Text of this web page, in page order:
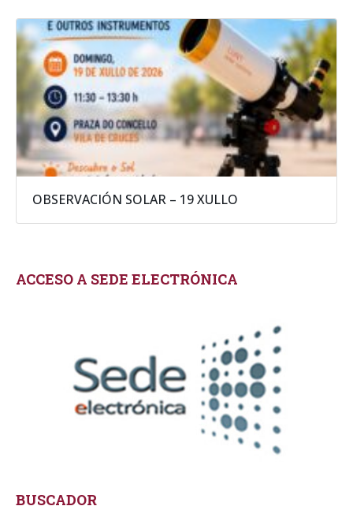
OBSERVACIÓN SOLAR – 19 XULLO
ACCESO A SEDE ELECTRÓNICA
BUSCADOR